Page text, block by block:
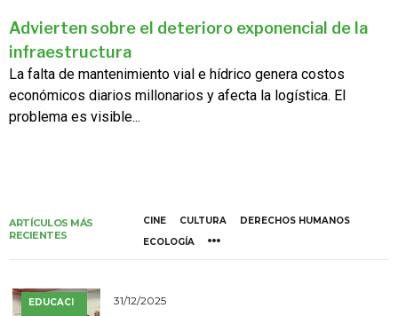
Advierten sobre el deterioro exponencial de la
infraestructura
La falta de mantenimiento vial e hídrico genera costos
económicos diarios millonarios y afecta la logística. El
problema es visible...
ARTÍCULOS MÁS
RECIENTES
CINE CULTURA
DERECHOS HUMANOS
ECOLOGÍA
EDUCACI
31/12/2025